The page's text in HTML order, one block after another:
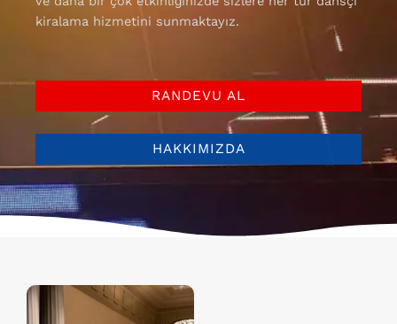
kiralama hizmetini sunmaktayız.
RANDEVU AL
HAKKIMIZDA